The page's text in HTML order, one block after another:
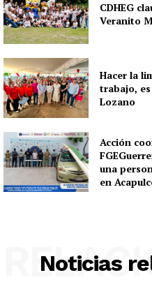
CDHEG
Veranito
Hacer la
trabajo,
Lozano
Acción
una
en
Noticias